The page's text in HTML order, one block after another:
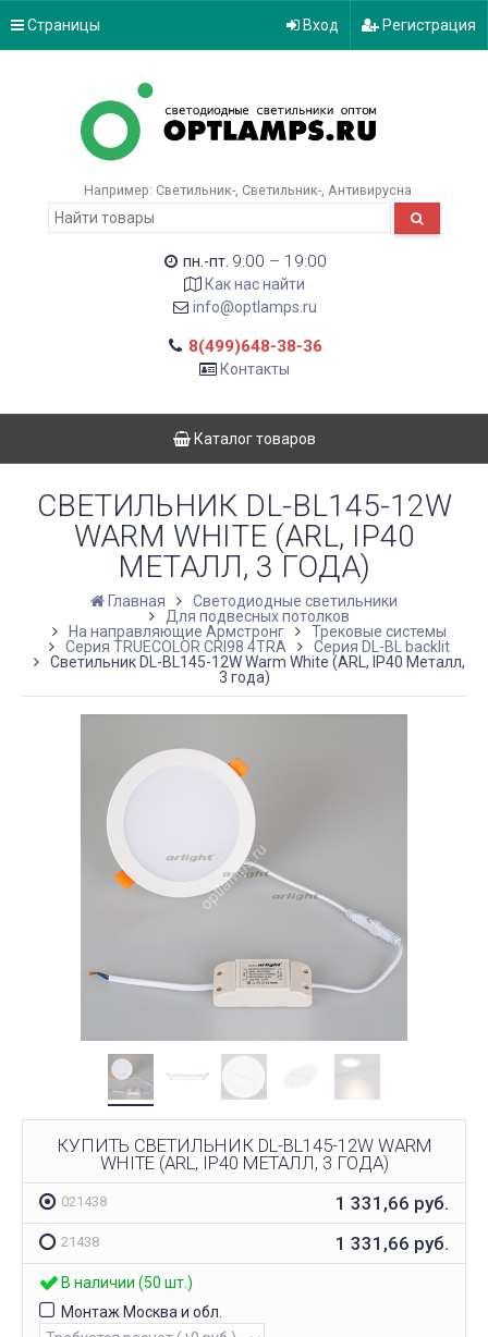
Страницы Вход Регистрация
Например: Светильник- Светильник- Антивирусна
пн.-пт. 9:00 – 19:00
Как нас найти
info@optlamps.ru
8(499)648-38-36
Контакты
Каталог товаров
СВЕТИЛЬНИК DL-BL145-12W
WARM WHITE (ARL, IP40
МЕТАЛЛ, 3 ГОДА)
Главная
Светодиодные светильники
Для подвесных потолков
На направляющие Армстронг
Трековые системы
Серия TRUECOLOR CRI98 4TRA
Серия DL-BL backlit
Светильник DL-BL145-12W Warm White (ARL, IP40 Металл,
3 года)
КУПИТЬ СВЕТИЛЬНИК DL-BL145-12W WARM
WHITE (ARL, IP40 МЕТАЛЛ, 3 ГОДА)
021438 1 331,66 руб.
21438 1 331,66 руб.
В наличии (50 шт.)
Монтаж Москва и обл.